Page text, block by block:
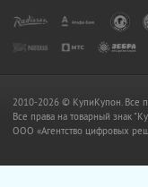
2010-2026 © КупиКупон. Все
Все права на товарный знак
OOO «Агентство цифровых